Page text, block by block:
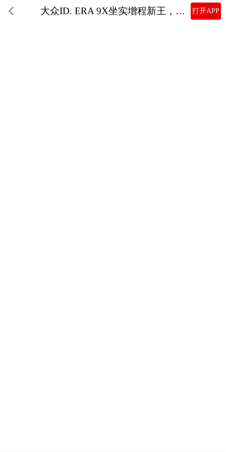
大众ID. ERA 9X坐实增程新王，销量比问界M8+M9还高 打开APP